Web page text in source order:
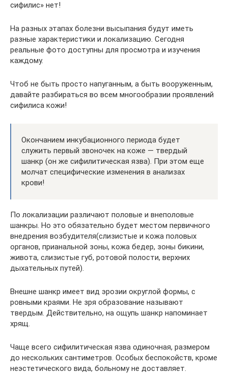
сифилис» нет!
На разных этапах болезни высыпания будут иметь
разные характеристики и локализацию. Сегодня
реальные фото доступны для просмотра и изучения
каждому.
Чтоб не быть просто напуганным, а быть вооруженным,
давайте разбираться во всем многообразии проявлений
сифилиса кожи!
Окончанием инкубационного периода будет
служить первый звоночек на коже — твердый
шанкр (он же сифилитическая язва). При этом еще
молчат специфические изменения в анализах
крови!
По локализации различают половые и внеполовые
шанкры. Но это обязательно будет местом первичного
внедрения возбудителя(слизистые и кожа половых
органов, прианальной зоны, кожа бедер, зоны бикини,
живота, слизистые губ, ротовой полости, верхних
дыхательных путей).
Внешне шанкр имеет вид эрозии округлой формы, с
ровными краями. Не зря образование называют
твердым. Действительно, на ощупь шанкр напоминает
хрящ.
Чаще всего сифилитическая язва одиночная, размером
до нескольких сантиметров. Особых беспокойств, кроме
неэстетического вида, больному не доставляет.